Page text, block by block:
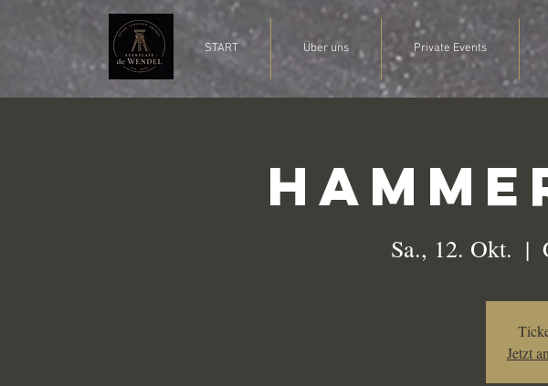
START Über uns Private Events
Sa., 12. Okt.
  |
Jetzt